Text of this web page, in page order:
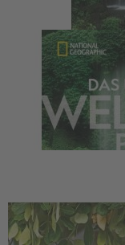
Zum Anfang der
Das
500 Reisen, die Sie
Vorzugspreis
Sofort lieferbar
Die 500 besten
Geographic Experten